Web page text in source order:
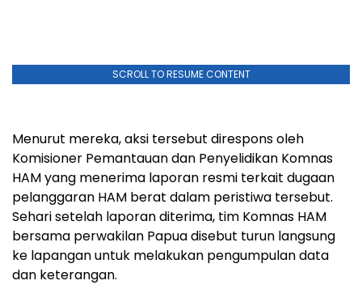
SCROLL TO RESUME CONTENT
Menurut mereka, aksi tersebut direspons oleh
Komisioner Pemantauan dan Penyelidikan Komnas
HAM yang menerima laporan resmi terkait dugaan
pelanggaran HAM berat dalam peristiwa tersebut.
Sehari setelah laporan diterima, tim Komnas HAM
bersama perwakilan Papua disebut turun langsung
ke lapangan untuk melakukan pengumpulan data
dan keterangan.